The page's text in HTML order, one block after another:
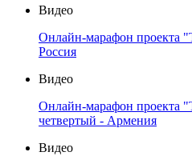
Видео
Онлайн-марафон проекта
Россия
Видео
Онлайн-марафон проекта
четвертый - Армения
Видео